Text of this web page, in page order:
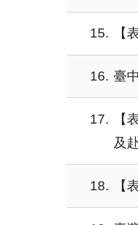
15 【
16 臺
17
【
及
18 【